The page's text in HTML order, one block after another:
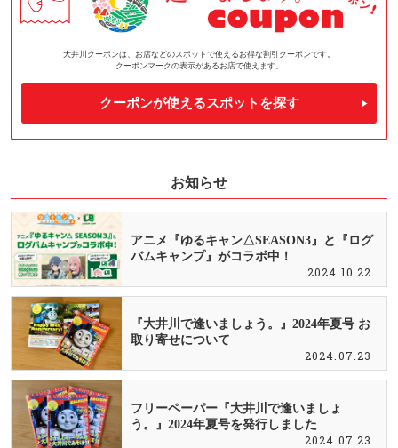
大井川クーポンは、お店などのスポットで使えるお得な割引クーポンです。
クーポンマークの表示があるお店で使えます。
クーポンが使えるスポットを探す
お知らせ
アニメ『ゆるキャン△SEASON3』と『ログ
バムキャンプ』がコラボ中！
2024.10.22
『大井川で逢いましょう。』2024年夏号 お
取り寄せについて
2024.07.23
フリーペーパー『大井川で逢いましょ
う。』2024年夏号を発行しました
2024.07.23